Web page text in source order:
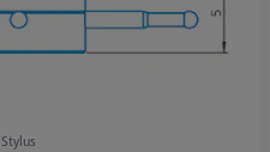
Stylus